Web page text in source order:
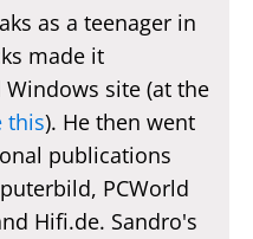
as a teenager in
made it
site (at the
this). He then went
publications
PCWorld
Hifi.de. Sandro's